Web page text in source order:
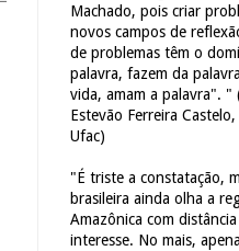
Machado, pois criar
novos campos de
de problemas têm o
palavra, fazem da
vida, amam a palavra". "
Estevão Ferreira
Ufac)
"É triste a constatação,
brasileira ainda olha a
Amazônica com
interesse. No mais,